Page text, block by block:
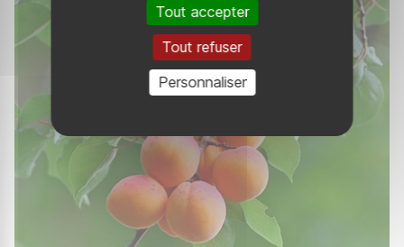
Tout accepter
Tout refuser
Personnaliser